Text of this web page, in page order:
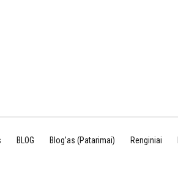
BLOG Blog’as (Patarimai) Renginiai